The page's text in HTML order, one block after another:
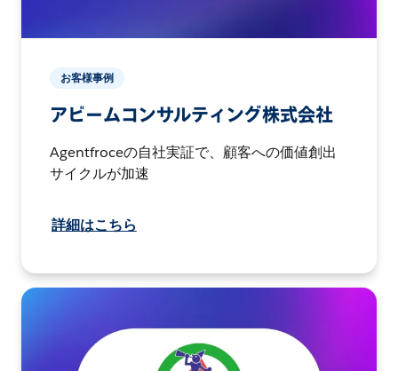
お客様事例
アビームコンサルティング株式会社
Agentfroceの自社実証で、顧客への価値創出
サイクルが加速
詳細はこちら